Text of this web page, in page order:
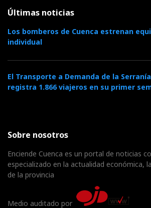
Últimas noticias
Los bomberos de Cuenca estrenan
individual
El Transporte a Demanda de la
registra 1.866 viajeros en su primer
Sobre nosotros
Enciende Cuenca es un portal de noticias
especializado en la actualidad económica,
de la provincia
Medio auditado por